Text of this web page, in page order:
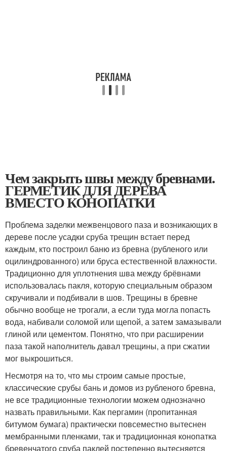
Чем закрыть швы между бревнами.
ГЕРМЕТИК ДЛЯ ДЕРЕВА
ВМЕСТО КОНОПАТКИ
Проблема заделки межвенцового паза и возникающих в
дереве после усадки сруба трещин встает перед
каждым, кто построил баню из бревна (рубленого или
оцилиндрованного) или бруса естественной влажности.
Традиционно для уплотнения шва между брёвнами
использовалась пакля, которую специальным образом
скручивали и подбивали в шов. Трещины в бревне
обычно вообще не трогали, а если туда могла попасть
вода, набивали соломой или щепой, а затем замазывали
глиной или цементом. Понятно, что при расширении
паза такой наполнитель давал трещины, а при сжатии
мог выкрошиться.
Несмотря на то, что мы строим самые простые,
классические срубы бань и домов из рубленого бревна,
не все традиционные технологии можем однозначно
назвать правильными. Как пергамин (пропитанная
битумом бумага) практически повсеместно вытеснен
мембранными пленками, так и традиционная конопатка
бревенчатого сруба паклей постепенно вытесняется